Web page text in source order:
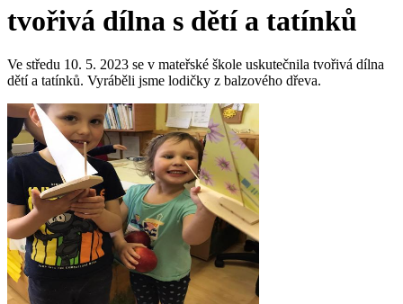
tvořivá dílna s dětí a tatínků
Ve středu 10. 5. 2023 se v mateřské škole uskutečnila tvořivá dílna
dětí a tatínků. Vyráběli jsme lodičky z balzového dřeva.